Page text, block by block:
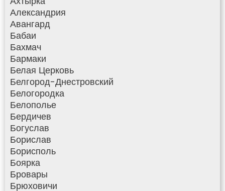
Александрия
Авангард
Бабаи
Бахмач
Бармаки
Белая Церковь
Белгород-Днестровский
Белогородка
Белополье
Бердичев
Богуслав
Борислав
Борисполь
Боярка
Бровары
Брюховичи